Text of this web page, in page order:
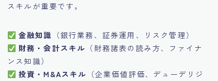
スキルが重要です。
金融知識 （銀行業務、証券運用、リスク管理）
財務・会計スキル （財務諸表の読み方、ファイナ
ンス知識）
投資・M&Aスキル （企業価値評価、デューデリジ